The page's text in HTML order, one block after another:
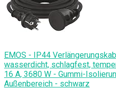
EMOS - IP44
wasserdicht, schlagfest,
16 A, 3680 W - Gummi-
Außenbereich - schwarz